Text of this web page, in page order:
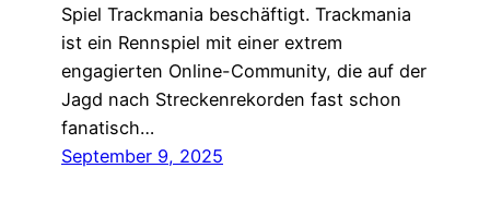
Spiel Trackmania beschäftigt. Trackmania
ist ein Rennspiel mit einer extrem
engagierten Online-Community, die auf der
Jagd nach Streckenrekorden fast schon
fanatisch…
September 9, 2025